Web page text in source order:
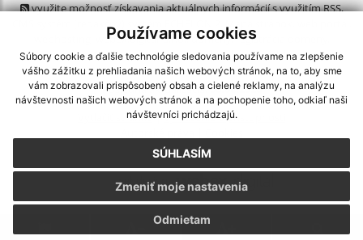
Používame cookies
Súbory cookie a ďalšie technológie sledovania používame na zlepšenie
vášho zážitku z prehliadania našich webových stránok, na to, aby sme
vám zobrazovali prispôsobený obsah a cielené reklamy, na analýzu
návštevnosti našich webových stránok a na pochopenie toho, odkiaľ naši
návštevníci prichádzajú.
SÚHLASÍM
Odmietam
Zmeniť moje nastavenia
využite možnosť získavania aktuálnych informácií s využitím RSS,
CMS systém (redakčný) systém ECHELON 2, Mapa stránok
webex.digital, s.r.o.,domény,registrácia domény
spoločnosť webex.digital, s.r.o.,technický prevádzkovateľ
Posledná aktualizácia:06.08.2026
Vytlačiť stránku|Vyhlásenie o prístupnosti
webdesign